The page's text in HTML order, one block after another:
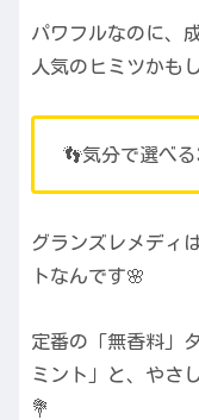
パワフルなのに、
人気のヒミツかも
👣気分で選べ
グランズレメディ
トなんです🌸
定番の「無香料」
ミント」と、やさ
💐